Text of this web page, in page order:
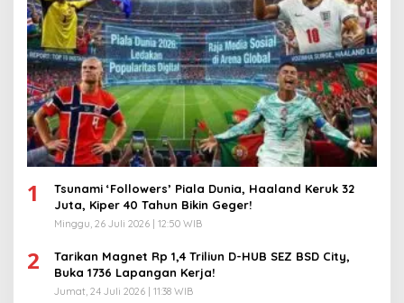
1
Tsunami ‘Followers’ Piala Dunia, Haaland Keruk 32
Juta, Kiper 40 Tahun Bikin Geger!
Minggu, 26 Juli 2026 | 12:50 WIB
2
Tarikan Magnet Rp 1,4 Triliun D-HUB SEZ BSD City,
Buka 1736 Lapangan Kerja!
Jumat, 24 Juli 2026 | 11:38 WIB